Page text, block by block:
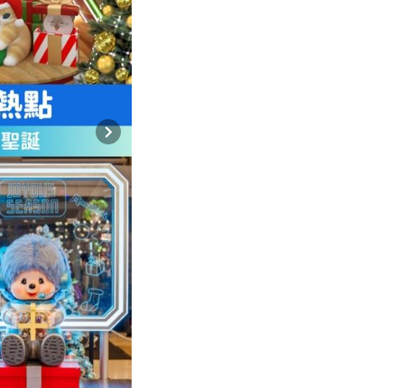
Next slide